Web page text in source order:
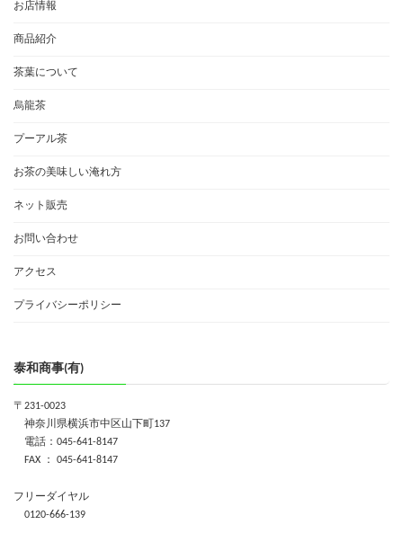
お店情報
商品紹介
茶葉について
烏龍茶
プーアル茶
お茶の美味しい淹れ方
ネット販売
お問い合わせ
アクセス
プライバシーポリシー
泰和商事(有)
〒231-0023
神奈川県横浜市中区山下町137
電話：045-641-8147
FAX ： 045-641-8147
フリーダイヤル
0120-666-139